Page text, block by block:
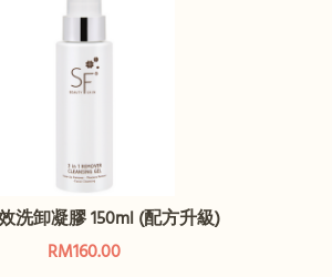
洗卸凝膠 150ml (配方升級)
RM160.00